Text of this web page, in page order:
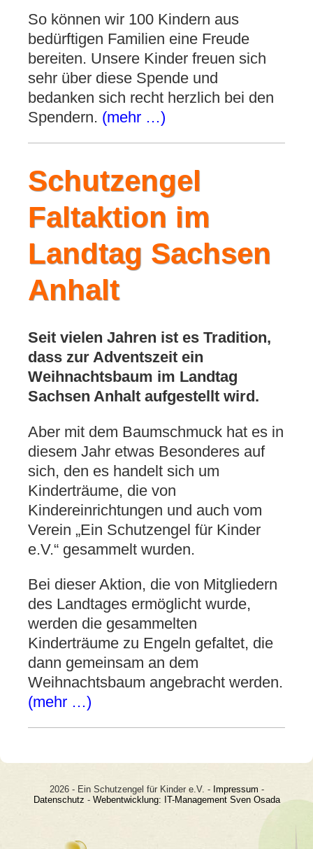
So können wir 100 Kindern aus
bedürftigen Familien eine Freude
bereiten. Unsere Kinder freuen sich
sehr über diese Spende und
bedanken sich recht herzlich bei den
Spendern. (mehr …)
Schutzengel
Faltaktion im
Landtag Sachsen
Anhalt
Seit vielen Jahren ist es Tradition,
dass zur Adventszeit ein
Weihnachtsbaum im Landtag
Sachsen Anhalt aufgestellt wird.
Aber mit dem Baumschmuck hat es in
diesem Jahr etwas Besonderes auf
sich, den es handelt sich um
Kinderträume, die von
Kindereinrichtungen und auch vom
Verein „Ein Schutzengel für Kinder
e.V.“ gesammelt wurden.
Bei dieser Aktion, die von Mitgliedern
des Landtages ermöglicht wurde,
werden die gesammelten
Kinderträume zu Engeln gefaltet, die
dann gemeinsam an dem
Weihnachtsbaum angebracht werden.
(mehr …)
2026 - Ein Schutzengel für Kinder e.V. - Impressum -
Datenschutz - Webentwicklung: IT-Management Sven Osada